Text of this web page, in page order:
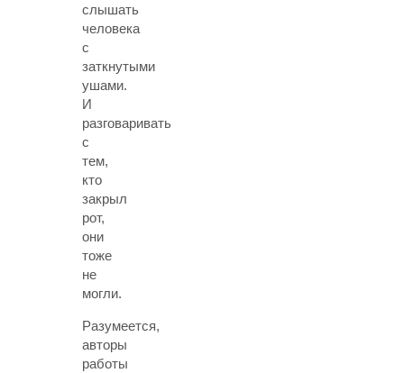
слышать
человека
с
заткнутыми
ушами.
И
разговаривать
с
тем,
кто
закрыл
рот,
они
тоже
не
могли.
Разумеется,
авторы
работы